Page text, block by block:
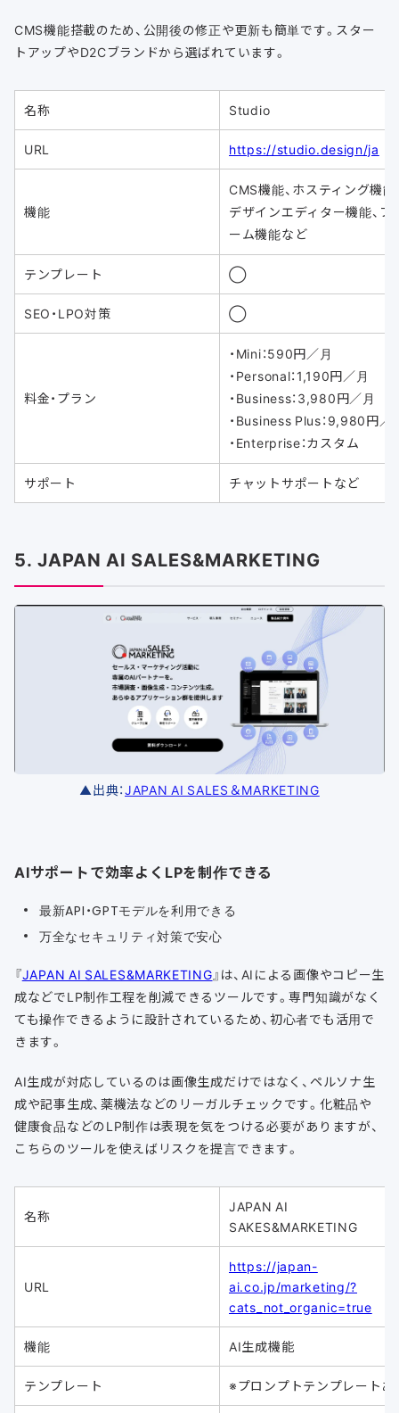
CMS機能搭載のため、公開後の修正や更新も簡単です。スター
トアップやD2Cブランドから選ばれています。
名称 Studio
URL https://studio.design/ja
機能
CMS機能、ホスティング機能
デザインエディター機能、フ
ーム機能など
テンプレート ◯
SEO・LPO対策 ◯
料金・プラン
・Mini：590円／月
・Personal：1,190円／月
・Business：3,980円／月
・Business Plus：9,980円／
・Enterprise：カスタム
サポート チャットサポートなど
5. JAPAN AI SALES&MARKETING
▲出典：JAPAN AI SALES＆MARKETING
AIサポートで効率よくLPを制作できる
最新API・GPTモデルを利用できる
万全なセキュリティ対策で安心
『JAPAN AI SALES&MARKETING』は、AIによる画像やコピー生
成などでLP制作工程を削減できるツールです。専門知識がなく
ても操作できるように設計されているため、初心者でも活用で
きます。
AI生成が対応しているのは画像生成だけではなく、ペルソナ生
成や記事生成、薬機法などのリーガルチェックです。化粧品や
健康食品などのLP制作は表現を気をつける必要がありますが、
こちらのツールを使えばリスクを提言できます。
名称
JAPAN AI
SAKES&MARKETING
URL
https://japan-
ai.co.jp/marketing/?
cats_not_organic=true
機能 AI生成機能
テンプレート ※プロンプトテンプレートあ